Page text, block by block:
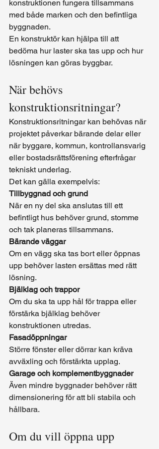
konstruktionen fungera tillsammans
med både marken och den befintliga
byggnaden.
En konstruktör kan hjälpa till att
bedöma hur laster ska tas upp och hur
lösningen kan göras byggbar.
När behövs
konstruktionsritningar?
Konstruktionsritningar kan behövas när
projektet påverkar bärande delar eller
när byggare, kommun, kontrollansvarig
eller bostadsrättsförening efterfrågar
tekniskt underlag.
Det kan gälla exempelvis:
Tillbyggnad och grund
När en ny del ska anslutas till ett
befintligt hus behöver grund, stomme
och tak planeras tillsammans.
Bärande väggar
Om en vägg ska tas bort eller öppnas
upp behöver lasten ersättas med rätt
lösning.
Bjälklag och trappor
Om du ska ta upp hål för trappa eller
förstärka bjälklag behöver
konstruktionen utredas.
Fasadöppningar
Större fönster eller dörrar kan kräva
avväxling och förstärkta upplag.
Garage och komplementbyggnader
Även mindre byggnader behöver rätt
dimensionering för att bli stabila och
hållbara.
Om du vill öppna upp